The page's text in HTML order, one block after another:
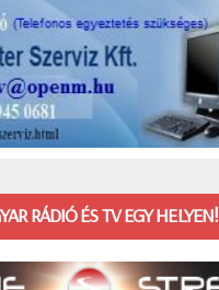
RÁDIÓ ÉS TV EGY HELYEN!